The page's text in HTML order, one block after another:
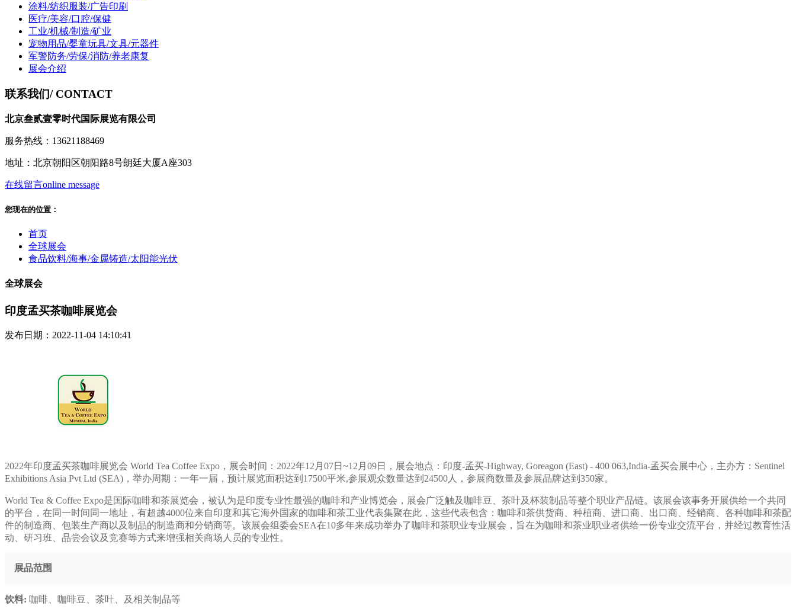
涂料/纺织服装/广告印刷
医疗/美容/口腔/保健
工业/机械/制造/矿业
宠物用品/婴童玩具/文具/元器件
军警防务/劳保/消防/养老康复
展会介绍
联系我们/ CONTACT
北京叁贰壹零时代国际展览有限公司
服务热线：13621188469
地址：北京朝阳区朝阳路8号朗廷大厦A座303
在线留言online message
您现在的位置：
首页
全球展会
食品饮料/海事/金属铸造/太阳能光伏
全球展会
印度孟买茶咖啡展览会
发布日期：2022-11-04 14:10:41
2022年印度孟买茶咖啡展览会 World Tea Coffee Expo，展会时间：2022年12月07日~12月09日，展会地点：印度-孟买-Highway, Goreagon (East) - 400 063,India-孟买会展中心，主办方：Sentinel
Exhibitions Asia Pvt Ltd (SEA)，举办周期：一年一届，预计展览面积达到17500平米,参展观众数量达到24500人，参展商数量及参展品牌达到350家。
World Tea & Coffee Expo是国际咖啡和茶展览会，被认为是印度专业性最强的咖啡和产业博览会，展会广泛触及咖啡豆、茶叶及杯装制品等整个职业产品链。该展会该事务开展供给一个共同
的平台，在同一时间同一地址，有超越4000位来自印度和其它海外国家的咖啡和茶工业代表集聚在此，这些代表包含：咖啡和茶供货商、种植商、进口商、出口商、经销商、各种咖啡和茶配
件的制造商、包装生产商以及制品的制造商和分销商等。该展会组委会SEA在10多年来成功举办了咖啡和茶职业专业展会，旨在为咖啡和茶业职业者供给一份专业交流平台，并经过教育性活
动、研习班、品尝会议及竞赛等方式来增强相关商场人员的专业性。
展品范围
饮料: 咖啡、咖啡豆、茶叶、及相关制品等